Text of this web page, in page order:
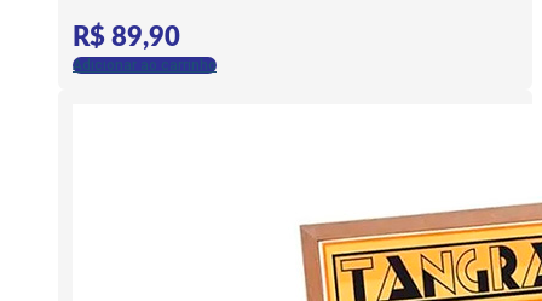
R$ 89,90
Adicionar ao carrinho